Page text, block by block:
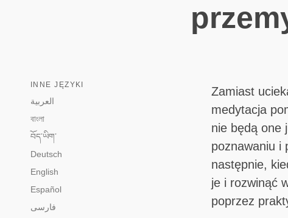
INNE JĘZYKI
العربية
বাংলা
བོད་ཡིག་
Deutsch
English
Español
فارسی
Zamiast
medytacja
nie będą one
poznawaniu i
następnie,
je i rozwinąć
poprzez